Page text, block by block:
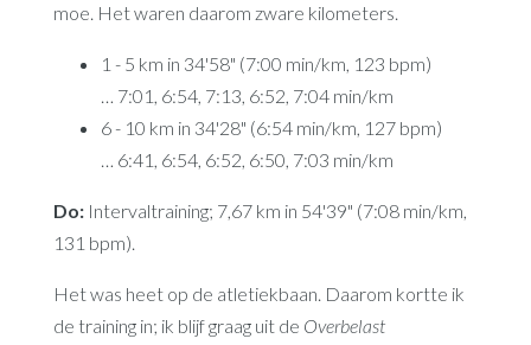
moe. Het waren daarom zware kilometers.
1 - 5 km in 34'58" (7:00 min/km, 123 bpm)
… 7:01, 6:54, 7:13, 6:52, 7:04 min/km
6 - 10 km in 34'28" (6:54 min/km, 127 bpm)
… 6:41, 6:54, 6:52, 6:50, 7:03 min/km
Do:Intervaltraining; 7,67 km in 54'39" (7:08 min/km,
131 bpm).
Het was heet op de atletiekbaan. Daarom kortte ik
de training in; ik blijf graag uit de Overbelast